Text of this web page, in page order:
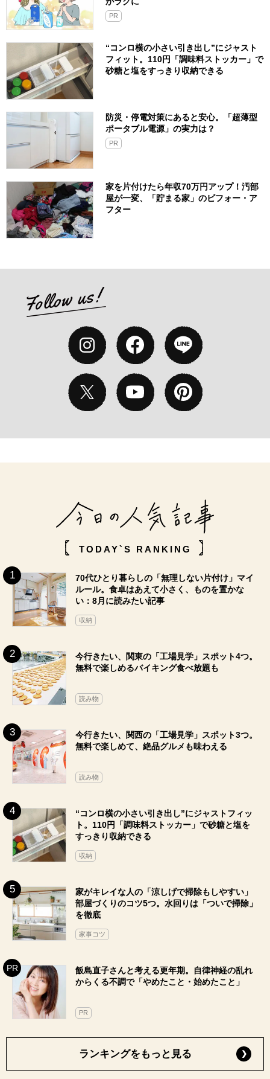
PR
“コンロ横の小さい引き出し”にジャスト
フィット。110円「調味料ストッカー」で
砂糖と塩をすっきり収納できる
防災・停電対策にあると安心。「超薄型
ポータブル電源」の実力は？​
PR
家を片付けたら年収70万円アップ！汚部
屋が一変、「貯まる家」のビフォー・ア
フター
TODAY`S RANKING
70代ひとり暮らしの「無理しない片付け」マイ
ルール。食卓はあえて小さく、ものを置かな
い：8月に読みたい記事
収納
今行きたい、関東の「工場見学」スポット4つ。
無料で楽しめるバイキング食べ放題も
読み物
今行きたい、関西の「工場見学」スポット3つ。
無料で楽しめて、絶品グルメも味わえる
読み物
“コンロ横の小さい引き出し”にジャストフィッ
ト。110円「調味料ストッカー」で砂糖と塩を
すっきり収納できる
収納
家がキレイな人の「涼しげで掃除もしやすい」
部屋づくりのコツ5つ。水回りは「ついで掃除」
を徹底
家事コツ
飯島直子さんと考える更年期。自律神経の乱れ
からくる不調で「やめたこと・始めたこと」
PR
ランキングをもっと見る